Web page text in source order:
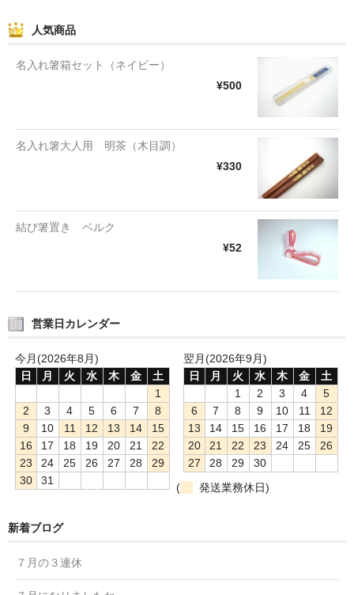
人気商品
名入れ箸箱セット（ネイビー）
¥500
名入れ箸大人用 明茶（木目調）
¥330
結び箸置き ベルク
¥52
営業日カレンダー
今月(2026年8月)
日
月 火 水 木 金
土
1
2
3 4 5 6 7
8
9
10 11 12 13 14
15
16
17 18 19 20 21
22
23
24 25 26 27 28
29
30
31
翌月(2026年9月)
日
月 火 水 木 金
土
1
2 3 4
5
6
7 8 9 10 11
12
13
14 15 16 17 18
19
20
21 22 23 24 25
26
27
28 29
30
(
発送業務休日)
新着ブログ
７月の３連休